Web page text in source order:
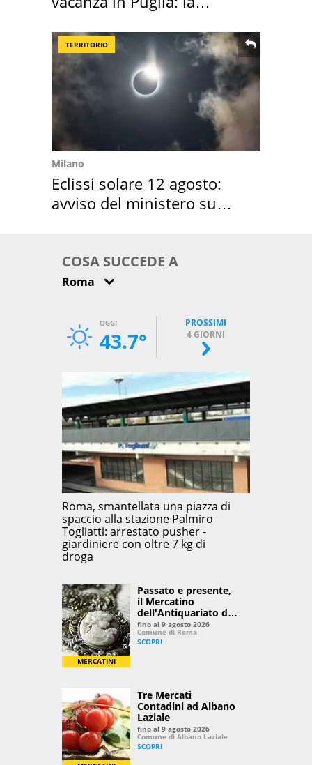
TERRITORIO
Milano
Eclissi solare 12 agosto:
avviso del ministero su